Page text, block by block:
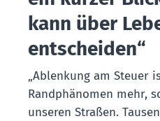
kann über
entscheiden“
„Ablenkung am Steuer
Randphänomen mehr,
unseren Straßen.